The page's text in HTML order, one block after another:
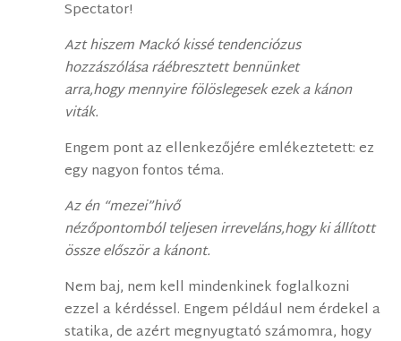
Spectator!
Azt hiszem Mackó kissé tendenciózus
hozzászólása ráébresztett bennünket
arra,hogy mennyire fölöslegesek ezek a kánon
viták.
Engem pont az ellenkezőjére emlékeztetett: ez
egy nagyon fontos téma.
Az én “mezei”hivő
nézőpontomból teljesen irreveláns,hogy ki állított
össze először a kánont.
Nem baj, nem kell mindenkinek foglalkozni
ezzel a kérdéssel. Engem például nem érdekel a
statika, de azért megnyugtató számomra, hogy